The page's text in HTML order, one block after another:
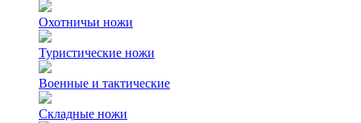
Охотничьи ножи
Туристические ножи
Военные и тактические
Складные ножи